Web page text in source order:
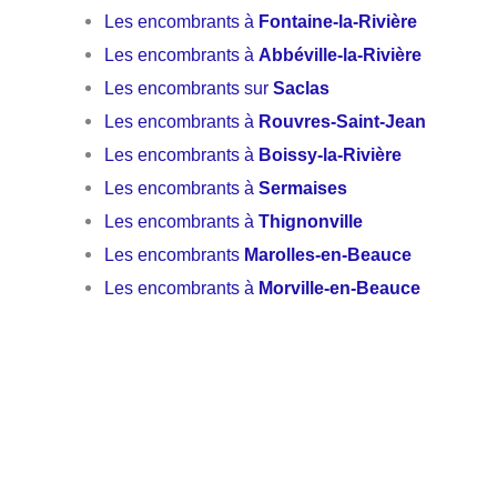
Les encombrants à Fontaine-la-Rivière
Les encombrants àAbbéville-la-Rivière
Les encombrants surSaclas
Les encombrants à Rouvres-Saint-Jean
Les encombrants à Boissy-la-Rivière
Les encombrants àSermaises
Les encombrants àThignonville
Les encombrants Marolles-en-Beauce
Les encombrants à Morville-en-Beauce